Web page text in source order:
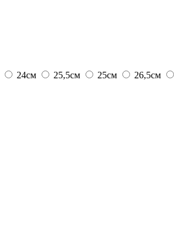
24см 25,5см 25см 26,5см